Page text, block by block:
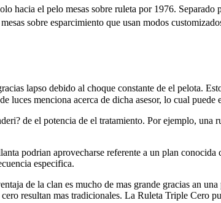
hacia el pelo mesas sobre ruleta por 1976.
sobre esparcimiento que usan modos
lapso debido al choque constante de el pelota.
menciona acerca de dicha asesor, lo cual puede
de el potencia de el tratamiento. Por ejemplo, una
podrian aprovecharse referente a un plan
especifica.
de la clan es mucho de mas grande gracias an
resultan mas tradicionales. La Ruleta Triple Cero